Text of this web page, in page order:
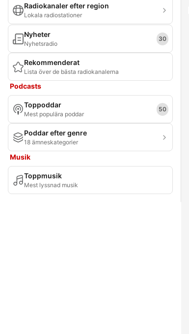
Radiokanaler efter region
Lokala radiostationer
Nyheter
Nyhetsradio
30
Rekommenderat
Lista över de bästa radiokanalerna
Podcasts
Toppoddar
Mest populära poddar
50
Poddar efter genre
18 ämneskategorier
Musik
Toppmusik
Mest lyssnad musik